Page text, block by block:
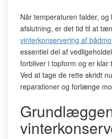
Når temperaturen falder,
afslutning, er det tid til at
vinterkonservering af
essentiel del af
forbliver i topform og er klar
Ved at tage de rette skridt
reparationer og forlænge